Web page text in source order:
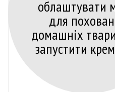
облаштувати
для
домашніх
запустити